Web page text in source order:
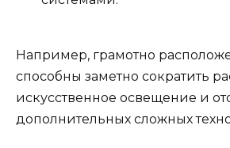
Например, грамотно
способны заметно сократить
искусственное освещение и
дополнительных сложных